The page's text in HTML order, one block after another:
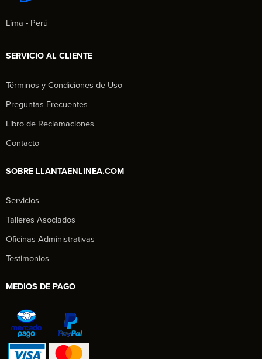
Lima - Perú
SERVICIO AL CLIENTE
Términos y Condiciones de Uso
Preguntas Frecuentes
Libro de Reclamaciones
Contacto
SOBRE LLANTAENLINEA.COM
Servicios
Talleres Asociados
Oficinas Administrativas
Testimonios
MEDIOS DE PAGO